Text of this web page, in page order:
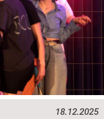
18.12.2025